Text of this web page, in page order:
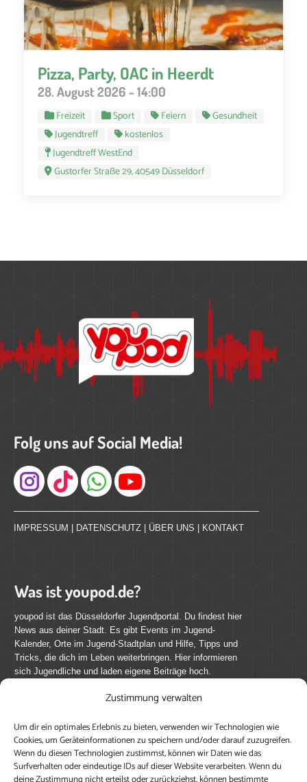
Zustimmung verwalten
Um dir ein optimales Erlebnis zu bieten, verwenden wir Technologien wie
Cookies, um Geräteinformationen zu speichern und/oder darauf zuzugreifen.
Wenn du diesen Technologien zustimmst, können wir Daten wie das
Surfverhalten oder eindeutige IDs auf dieser Website verarbeiten. Wenn du
Pizza, Party, OAC in Heerdt
28. August 2026 - 14:00
Freizeit Sport Feiern
Gesundheit
Jugendtreff
kostenlos
Jugendtreff WestEnd
Gustorfer Straße 29, 40549 Düsseldorf
Folg uns auf Social Media!
Instagram
IMPRESSUM DATENSCHUTZ ÜBER UNS KONTAKT
Was ist youpod.de?
youpod ist das Düsseldorfer Jugendportal. Du findest hier
News aus deiner Stadt. Es gibt Events im Jugend-
Kalender, Orte im Jugend-Stadtplan und Hilfe, Tipps und
Tricks, die dich im Leben weiterbringen. Hier informieren
sich Jugendliche und laden eigene Beiträge hoch.
Mach mit bei youpod.de!
youpod.de lebt von Menschen wie dir. Sammel
journalistische Erfahrung, teile deine Perspektive und
veröffentliche deine Beiträge auf youpod.de.Du musst
dich anmelden, um alle Funktionen nutzen zu können, ein